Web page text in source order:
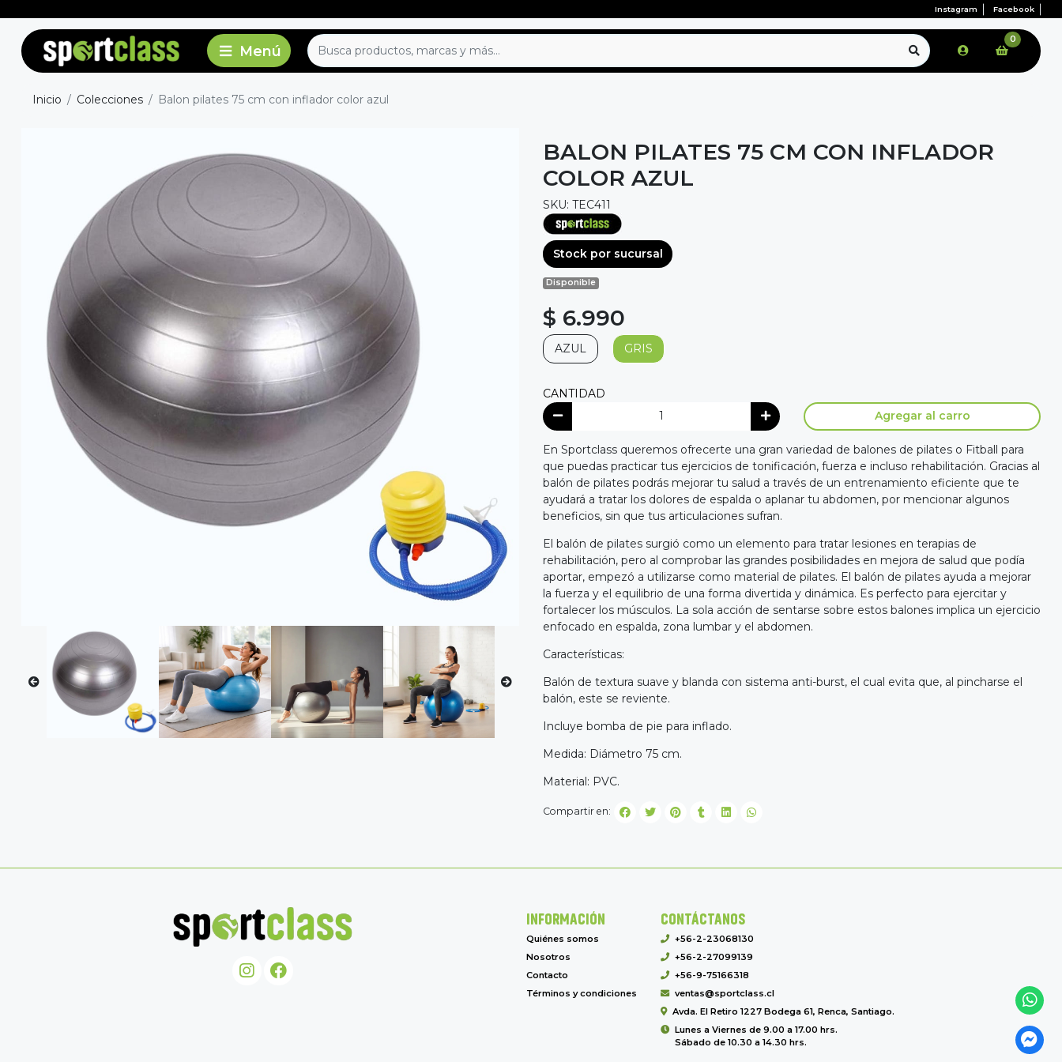
Instagram Facebook
0
Inicio Colecciones Balon pilates 75 cm con inflador color azul
BALON PILATES 75 CM CON INFLADOR
COLOR AZUL
SKU: TEC411
Stock por sucursal
Disponible
$ 6.990
AZUL GRIS
CANTIDAD
Agregar al carro
En Sportclass queremos ofrecerte una gran variedad de balones de pilates o Fitball para
que puedas practicar tus ejercicios de tonificación, fuerza e incluso rehabilitación. Gracias al
balón de pilates podrás mejorar tu salud a través de un entrenamiento eficiente que te
ayudará a tratar los dolores de espalda o aplanar tu abdomen, por mencionar algunos
beneficios, sin que tus articulaciones sufran.
El balón de pilates surgió como un elemento para tratar lesiones en terapias de
rehabilitación, pero al comprobar las grandes posibilidades en mejora de salud que podía
aportar, empezó a utilizarse como material de pilates. El balón de pilates ayuda a mejorar
la fuerza y el equilibrio de una forma divertida y dinámica. Es perfecto para ejercitar y
fortalecer los músculos. La sola acción de sentarse sobre estos balones implica un ejercicio
enfocado en espalda, zona lumbar y el abdomen.
Características:
Balón de textura suave y blanda con sistema anti-burst, el cual evita que, al pincharse el
balón, este se reviente.
Incluye bomba de pie para inflado.
Medida: Diámetro 75 cm.
Material: PVC.
Compartir en:
INFORMACIÓN
Quiénes somos
Nosotros
Contacto
Términos y condiciones
CONTÁCTANOS
+56-2-23068130
+56-2-27099139
+56-9-75166318
ventas@sportclass.cl
Avda. El Retiro 1227 Bodega 61, Renca, Santiago.
Lunes a Viernes de 9.00 a 17.00 hrs.
Sábado de 10.30 a 14.30 hrs.